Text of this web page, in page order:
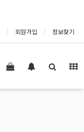
회원가입 정보찾기